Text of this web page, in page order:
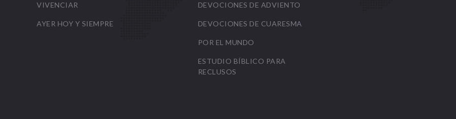
VIVENCIAR
AYER HOY Y SIEMPRE
DEVOCIONES DE ADVIENTO
DEVOCIONES DE CUARESMA
POR EL MUNDO
ESTUDIO BÍBLICO PARA
RECLUSOS